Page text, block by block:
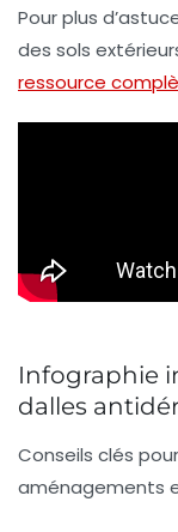
Pour plus
des sols
ressource
Infographie
dalles
Conseils clés
aménagements